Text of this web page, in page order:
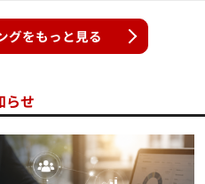
グをもっと見る
らせ